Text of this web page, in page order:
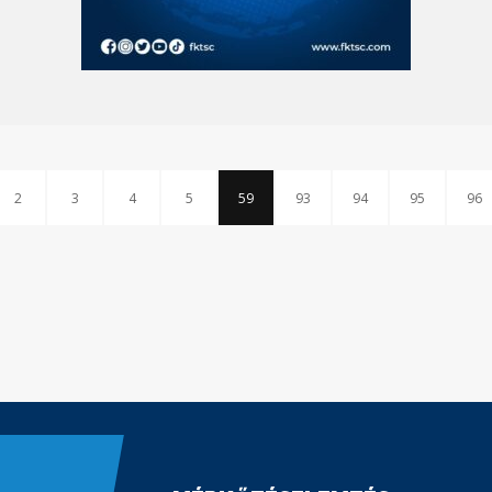
2 3 4 5 59 93 94 95 96